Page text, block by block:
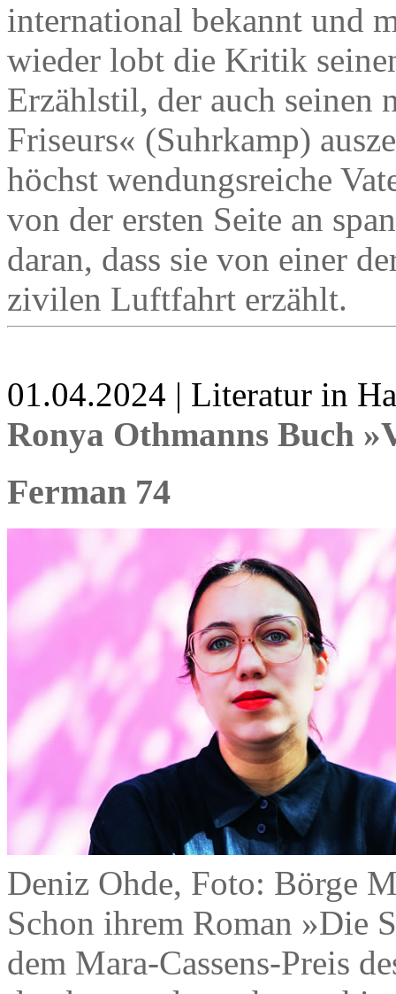
international bekannt und
wieder lobt die Kritik
Erzählstil, der auch seinen
Friseurs« (Suhrkamp)
höchst wendungsreiche
von der ersten Seite an
daran, dass sie von einer
zivilen Luftfahrt erzählt.
01.04.2024 | Literatur in
Ronya Othmanns Buch
Ferman 74
Deniz Ohde, Foto: Börge
Schon ihrem Roman »Die
dem Mara-Cassens-Preis